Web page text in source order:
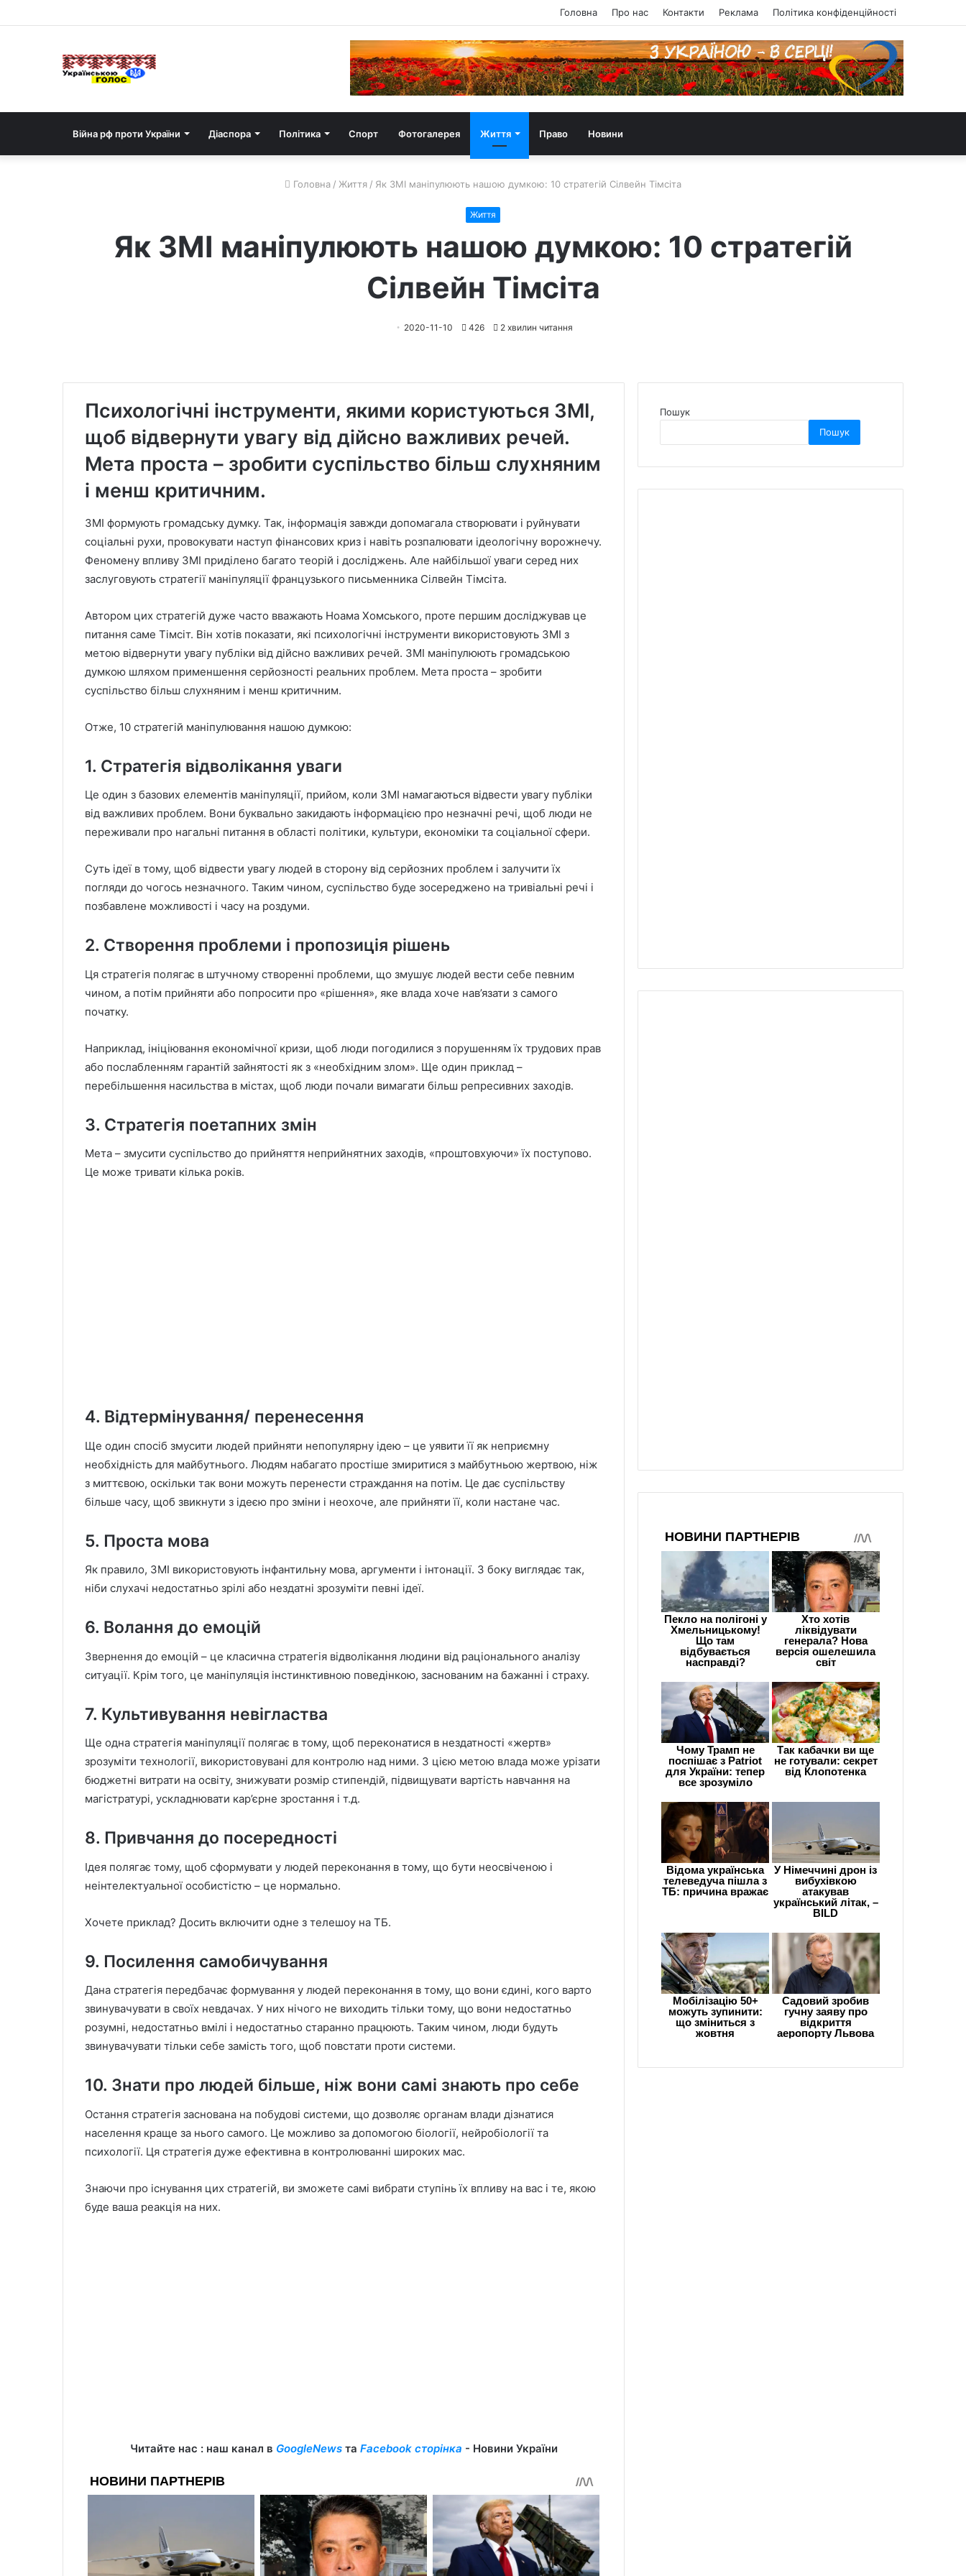
Головна Про нас Контакти Реклама Політика конфіденційності
Війна рф проти України Діаспора Політика Спорт Фотогалерея Життя Право Новини
Головна / Життя / Як ЗМІ маніпулюють нашою думкою: 10 стратегій Сілвейн Тімсіта
Життя
Як ЗМІ маніпулюють нашою думкою: 10 стратегій
Сілвейн Тімсіта
2020-11-10 426 2 хвилин читання
Психологічні інструменти, якими користуються ЗМІ,
щоб відвернути увагу від дійсно важливих речей.
Мета проста – зробити суспільство більш слухняним
і менш критичним.
ЗМІ формують громадську думку. Так, інформація завжди допомагала створювати і руйнувати
соціальні рухи, провокувати наступ фінансових криз і навіть розпалювати ідеологічну ворожнечу.
Феномену впливу ЗМІ приділено багато теорій і досліджень. Але найбільшої уваги серед них
заслуговують стратегії маніпуляції французького письменника Сілвейн Тімсіта.
Автором цих стратегій дуже часто вважають Ноама Хомського, проте першим досліджував це
питання саме Тімсіт. Він хотів показати, які психологічні інструменти використовують ЗМІ з
метою відвернути увагу публіки від дійсно важливих речей. ЗМІ маніпулюють громадською
думкою шляхом применшення серйозності реальних проблем. Мета проста – зробити
суспільство більш слухняним і менш критичним.
Отже, 10 стратегій маніпулювання нашою думкою:
1. Стратегія відволікання уваги
Це один з базових елементів маніпуляції, прийом, коли ЗМІ намагаються відвести увагу публіки
від важливих проблем. Вони буквально закидають інформацією про незначні речі, щоб люди не
переживали про нагальні питання в області політики, культури, економіки та соціальної сфери.
Суть ідеї в тому, щоб відвести увагу людей в сторону від серйозних проблем і залучити їх
погляди до чогось незначного. Таким чином, суспільство буде зосереджено на тривіальні речі і
позбавлене можливості і часу на роздуми.
2. Створення проблеми і пропозиція рішень
Ця стратегія полягає в штучному створенні проблеми, що змушує людей вести себе певним
чином, а потім прийняти або попросити про «рішення», яке влада хоче нав’язати з самого
початку.
Наприклад, ініціювання економічної кризи, щоб люди погодилися з порушенням їх трудових прав
або послабленням гарантій зайнятості як з «необхідним злом». Ще один приклад –
перебільшення насильства в містах, щоб люди почали вимагати більш репресивних заходів.
3. Стратегія поетапних змін
Мета – змусити суспільство до прийняття неприйнятних заходів, «проштовхуючи» їх поступово.
Це може тривати кілька років.
4. Відтермінування/ перенесення
Ще один спосіб змусити людей прийняти непопулярну ідею – це уявити її як неприємну
необхідність для майбутнього. Людям набагато простіше змиритися з майбутньою жертвою, ніж
з миттєвою, оскільки так вони можуть перенести страждання на потім. Це дає суспільству
більше часу, щоб звикнути з ідеєю про зміни і неохоче, але прийняти її, коли настане час.
5. Проста мова
Як правило, ЗМІ використовують інфантильну мова, аргументи і інтонації. З боку виглядає так,
ніби слухачі недостатньо зрілі або нездатні зрозуміти певні ідеї.
6. Волання до емоцій
Звернення до емоцій – це класична стратегія відволікання людини від раціонального аналізу
ситуації. Крім того, це маніпуляція інстинктивною поведінкою, заснованим на бажанні і страху.
7. Культивування невігластва
Ще одна стратегія маніпуляції полягає в тому, щоб переконатися в нездатності «жертв»
зрозуміти технології, використовувані для контролю над ними. З цією метою влада може урізати
бюджетні витрати на освіту, знижувати розмір стипендій, підвищувати вартість навчання на
магістратурі, ускладнювати кар’єрне зростання і т.д.
8. Привчання до посередності
Ідея полягає тому, щоб сформувати у людей переконання в тому, що бути неосвіченою і
неінтелектуальної особистістю – це нормально.
Хочете приклад? Досить включити одне з телешоу на ТБ.
9. Посилення самобичування
Дана стратегія передбачає формування у людей переконання в тому, що вони єдині, кого варто
звинувачувати в своїх невдачах. У них нічого не виходить тільки тому, що вони недостатньо
розумні, недостатньо вмілі і недостатньо старанно працюють. Таким чином, люди будуть
звинувачувати тільки себе замість того, щоб повстати проти системи.
10. Знати про людей більше, ніж вони самі знають про себе
Остання стратегія заснована на побудові системи, що дозволяє органам влади дізнатися
населення краще за нього самого. Це можливо за допомогою біології, нейробіології та
психології. Ця стратегія дуже ефективна в контролюванні широких мас.
Знаючи про існування цих стратегій, ви зможете самі вибрати ступінь їх впливу на вас і те, якою
буде ваша реакція на них.
Читайте нас : наш канал в GoogleNewsта Facebook сторінка - Новини України
Пошук
Пошук